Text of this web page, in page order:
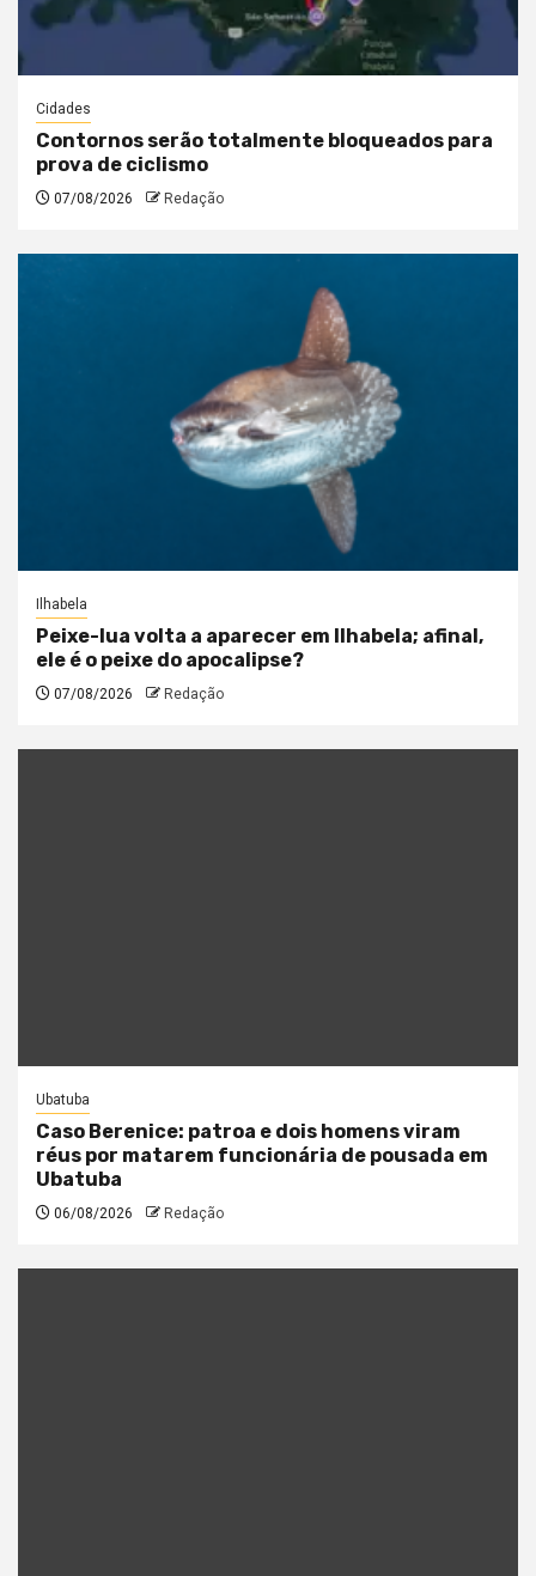
Cidades
Contornos serão totalmente bloqueados para
prova de ciclismo
07/08/2026 Redação
Ilhabela
Peixe-lua volta a aparecer em Ilhabela; afinal,
ele é o peixe do apocalipse?
07/08/2026 Redação
Ubatuba
Caso Berenice: patroa e dois homens viram
réus por matarem funcionária de pousada em
Ubatuba
06/08/2026 Redação